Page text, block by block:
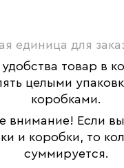
единица для
товар в
целыми
коробками.
внимание! Если
и коробки, то
суммируется.